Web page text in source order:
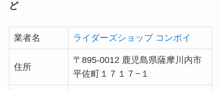
ど
業者名 ライダーズショップ コンボイ
住所
〒895-0012 鹿児島県薩摩川内市
平佐町１７１７−１